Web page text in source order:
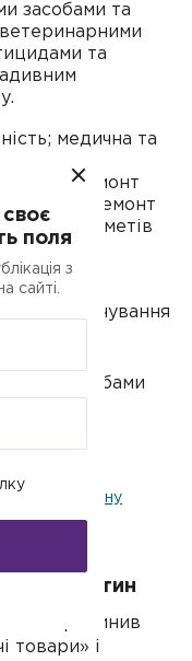
засобами та
та
медична та
і ремонт
РРО, ремонт
і предметів
харчування
засобами
карантину
робив
у карантин
не припинив
товари» і
поля
з
сайті.